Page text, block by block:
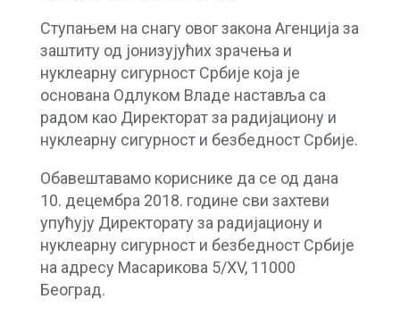
Ступањем на снагу овог закона Агенција за
заштиту од јонизујућих зрачења и
нуклеарну сигурност Србије која је
основана Одлуком Владе наставља са
радом као Директорат за радијациону и
нуклеарну сигурност и безбедност Србије.
Обавештавамо кориснике да се од дана
10. децембра 2018. године сви захтеви
упућују Директорату за радијациону и
нуклеарну сигурност и безбедност Србије
на адресу Масарикова 5/XV, 11000
Београд.